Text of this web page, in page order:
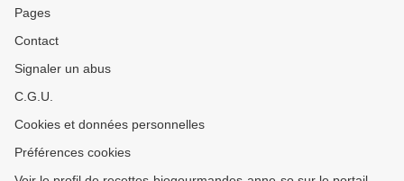
Pages
Contact
Signaler un abus
C.G.U.
Cookies et données personnelles
Préférences cookies